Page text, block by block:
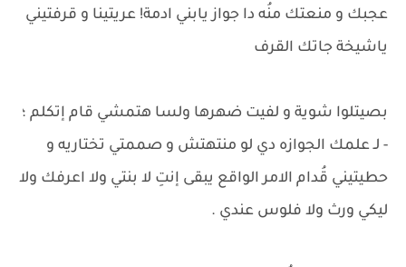
عجبك و منعتك منُه دا جواز يابني ادمة! عريتينا و قرفتيني
ياشيخة جاتك القرف
بصيتلوا شوية و لفيت ضهرها ولسا هتمشي قام إتكلم ؛
- لـ علمك الجوازه دي لو منتهتش و صممتي تختاريه و
حطيتيني قُدام الامر الواقع يبقى إنتِ لا بنتي ولا اعرفك ولا
ليكي ورث ولا فلوس عندي .